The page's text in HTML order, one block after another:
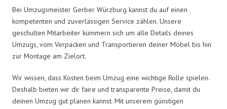
Bei Umzugsmeister Gerber Würzburg kannst du auf einen
kompetenten und zuverlässigen Service zählen. Unsere
geschulten Mitarbeiter kümmern sich um alle Details deines
Umzugs, vom Verpacken und Transportieren deiner Möbel bis hin
zur Montage am Zielort.
Wir wissen, dass Kosten beim Umzug eine wichtige Rolle spielen.
Deshalb bieten wir dir faire und transparente Preise, damit du
deinen Umzug gut planen kannst. Mit unserem günstigen